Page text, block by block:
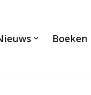
Boeken